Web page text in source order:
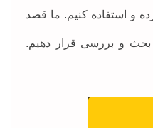
و استفاده کنیم. ما قصد
بحث و بررسی قرار دهیم.